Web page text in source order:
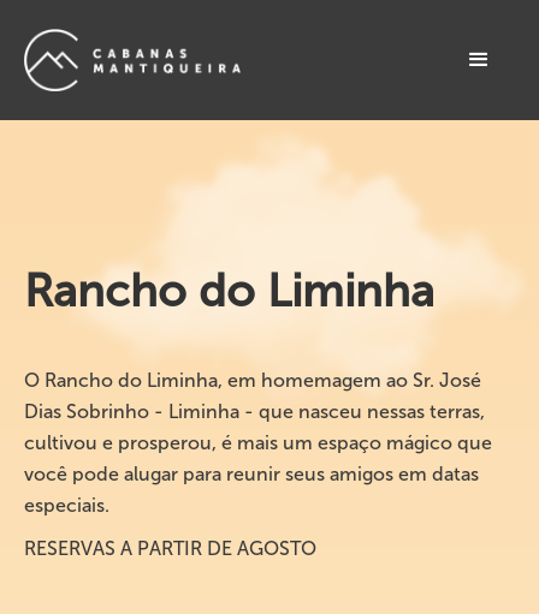
Rancho do Liminha
O Rancho do Liminha, em homemagem ao Sr. José
Dias Sobrinho - Liminha - que nasceu nessas terras,
cultivou e prosperou, é mais um espaço mágico que
você pode alugar para reunir seus amigos em datas
especiais.
RESERVAS A PARTIR DE AGOSTO